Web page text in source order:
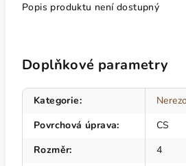
Popis produktu není dostupný
Doplňkové parametry
Kategorie:
Povrchová úprava:
CS
Rozměr:
4